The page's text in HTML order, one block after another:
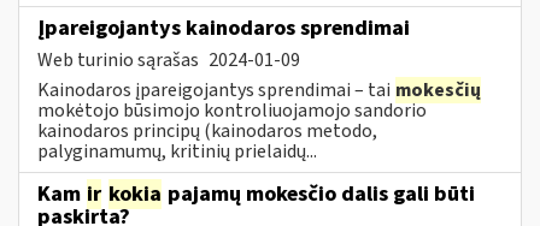
Įpareigojantys kainodaros sprendimai
Web turinio sąrašas 2024-01-09
Kainodaros įpareigojantys sprendimai – tai mokesčių
mokėtojo būsimojo kontroliuojamojo sandorio
kainodaros principų (kainodaros metodo,
palyginamumų, kritinių prielaidų...
Kam ir kokia pajamų mokesčio dalis gali būti
paskirta?